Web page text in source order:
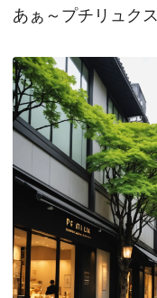
あぁ～プチリュ